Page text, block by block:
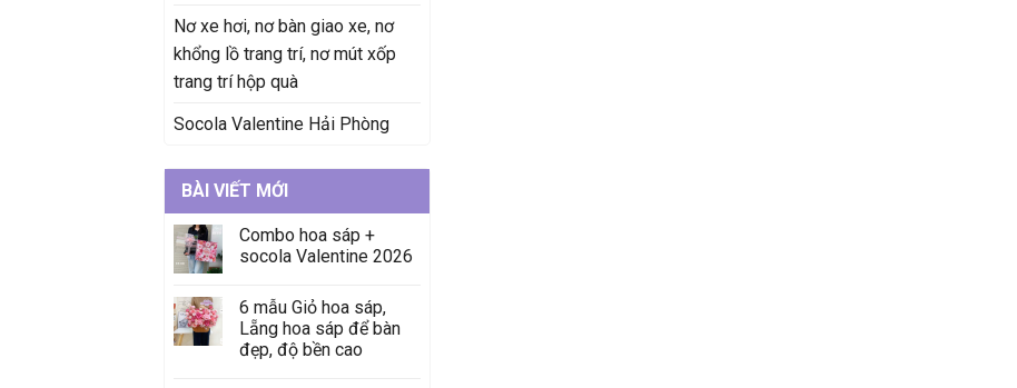
Nơ xe hơi, nơ bàn giao xe, nơ
khổng lồ trang trí, nơ mút xốp
trang trí hộp quà
Socola Valentine Hải Phòng
BÀI VIẾT MỚI
Combo hoa sáp +
socola Valentine 2026
6 mẫu Giỏ hoa sáp,
Lẵng hoa sáp để bàn
đẹp, độ bền cao